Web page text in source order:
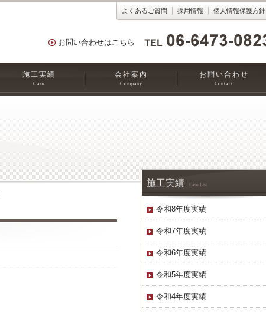
よくあるご質問 採用情報 個人情報保護方針
お問い合わせはこちら
施工実績
Case
会社案内
Company
お問い合わせ
Contact
施工実績 Case List
令和8年度実績
令和7年度実績
令和6年度実績
令和5年度実績
令和4年度実績